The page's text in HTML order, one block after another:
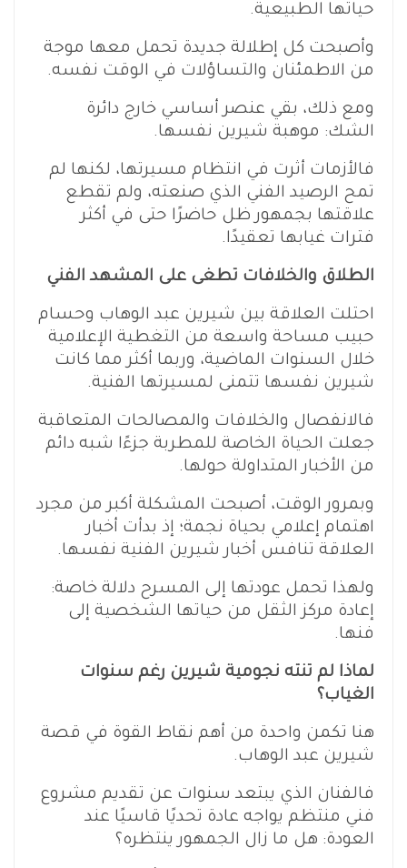
حياتها الطبيعية.
وأصبحت كل إطلالة جديدة تحمل معها موجة
من الاطمئنان والتساؤلات في الوقت نفسه.
ومع ذلك، بقي عنصر أساسي خارج دائرة
الشك: موهبة شيرين نفسها.
فالأزمات أثرت في انتظام مسيرتها، لكنها لم
تمح الرصيد الفني الذي صنعته، ولم تقطع
علاقتها بجمهور ظل حاضرًا حتى في أكثر
فترات غيابها تعقيدًا.
الطلاق والخلافات تطغى على المشهد الفني
احتلت العلاقة بين شيرين عبد الوهاب وحسام
حبيب مساحة واسعة من التغطية الإعلامية
خلال السنوات الماضية، وربما أكثر مما كانت
شيرين نفسها تتمنى لمسيرتها الفنية.
فالانفصال والخلافات والمصالحات المتعاقبة
جعلت الحياة الخاصة للمطربة جزءًا شبه دائم
من الأخبار المتداولة حولها.
وبمرور الوقت، أصبحت المشكلة أكبر من مجرد
اهتمام إعلامي بحياة نجمة؛ إذ بدأت أخبار
العلاقة تنافس أخبار شيرين الفنية نفسها.
ولهذا تحمل عودتها إلى المسرح دلالة خاصة:
إعادة مركز الثقل من حياتها الشخصية إلى
فنها.
لماذا لم تنته نجومية شيرين رغم سنوات
الغياب؟
هنا تكمن واحدة من أهم نقاط القوة في قصة
شيرين عبد الوهاب.
فالفنان الذي يبتعد سنوات عن تقديم مشروع
فني منتظم يواجه عادة تحديًا قاسيًا عند
العودة: هل ما زال الجمهور ينتظره؟